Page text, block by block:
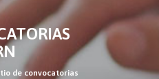
de convocatorias